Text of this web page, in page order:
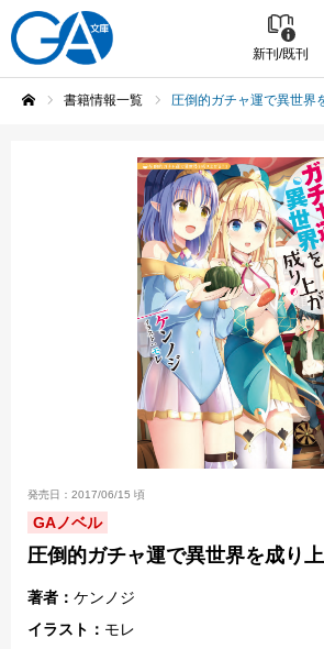
新刊/既刊
書籍情報一覧 圧倒的ガチャ運で異世界
発売日：2017/06/15 頃
GAノベル
圧倒的ガチャ運で異世界を成り
著者： ケンノジ
イラスト： モレ